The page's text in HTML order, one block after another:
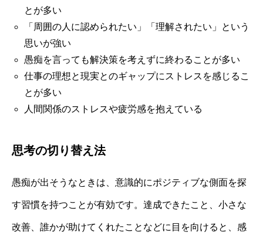
とが多い
「周囲の人に認められたい」「理解されたい」という
思いが強い
愚痴を言っても解決策を考えずに終わることが多い
仕事の理想と現実とのギャップにストレスを感じるこ
とが多い
人間関係のストレスや疲労感を抱えている
思考の切り替え法
愚痴が出そうなときは、意識的にポジティブな側面を探
す習慣を持つことが有効です。達成できたこと、小さな
改善、誰かが助けてくれたことなどに目を向けると、感